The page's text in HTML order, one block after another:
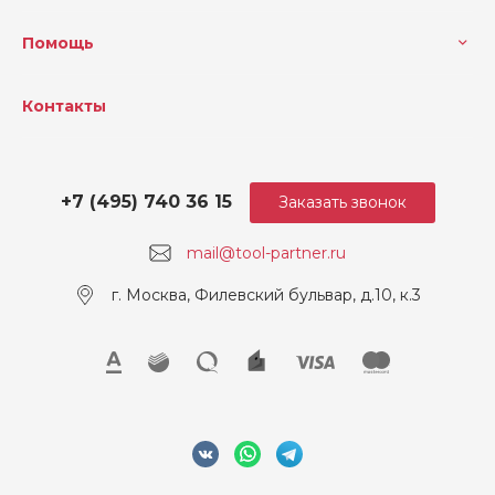
Помощь
Контакты
mail@tool-partner.ru
+7 (495) 740 36 15
г. Москва, Филевский бульвар, д.10, к.3
Заказать звонок